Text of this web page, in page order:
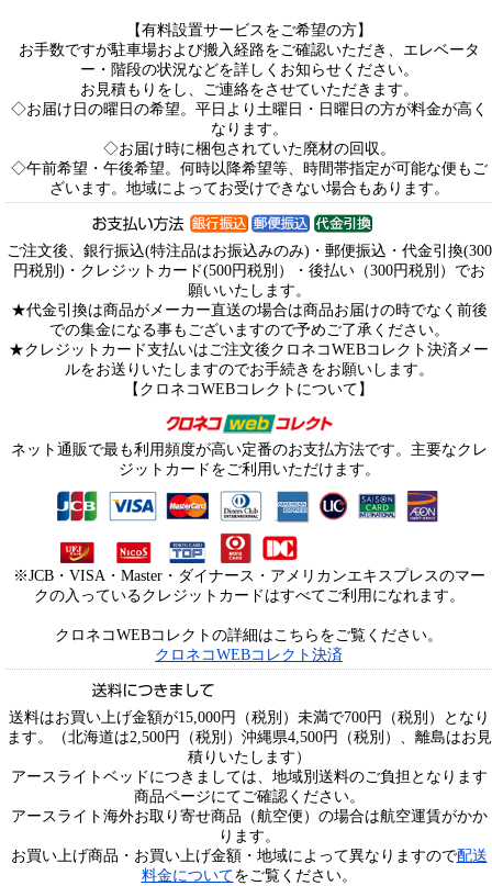
【有料設置サービスをご希望の方】
お手数ですが駐車場および搬入経路をご確認いただき、エレベータ
ー・階段の状況などを詳しくお知らせください。
お見積もりをし、ご連絡をさせていただきます。
◇お届け日の曜日の希望。平日より土曜日・日曜日の方が料金が高く
なります。
◇お届け時に梱包されていた廃材の回収。
◇午前希望・午後希望。何時以降希望等、時間帯指定が可能な便もご
ざいます。地域によってお受けできない場合もあります。
ご注文後、銀行振込(特注品はお振込みのみ)・郵便振込・代金引換(300
円税別)・クレジットカード(500円税別）・後払い（300円税別）でお
願いいたします。
★代金引換は商品がメーカー直送の場合は商品お届けの時でなく前後
での集金になる事もございますので予めご了承ください。
★クレジットカード支払いはご注文後クロネコWEBコレクト決済メー
ルをお送りいたしますのでお手続きをお願いします。
【クロネコWEBコレクトについて】
ネット通販で最も利用頻度が高い定番のお支払方法です。主要なクレ
ジットカードをご利用いただけます。
※JCB・VISA・Master・ダイナース・アメリカンエキスプレスのマー
クの入っているクレジットカードはすべてご利用になれます。
クロネコWEBコレクトの詳細はこちらをご覧ください。
クロネコWEBコレクト決済
送料はお買い上げ金額が15,000円（税別）未満で700円（税別）となり
ます。（北海道は2,500円（税別）沖縄県4,500円（税別）、離島はお見
積りいたします）
アースライトベッドにつきましては、地域別送料のご負担となります
商品ページにてご確認ください。
アースライト海外お取り寄せ商品（航空便）の場合は航空運賃がかか
ります。
お買い上げ商品・お買い上げ金額・地域によって異なりますので配送
料金についてをご覧ください。